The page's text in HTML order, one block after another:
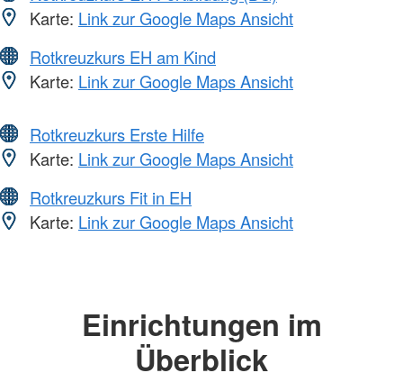
Karte: Link zur Google Maps Ansicht
Rotkreuzkurs EH am Kind
Karte: Link zur Google Maps Ansicht
Rotkreuzkurs Erste Hilfe
Karte: Link zur Google Maps Ansicht
Rotkreuzkurs Fit in EH
Karte: Link zur Google Maps Ansicht
Einrichtungen im
Überblick